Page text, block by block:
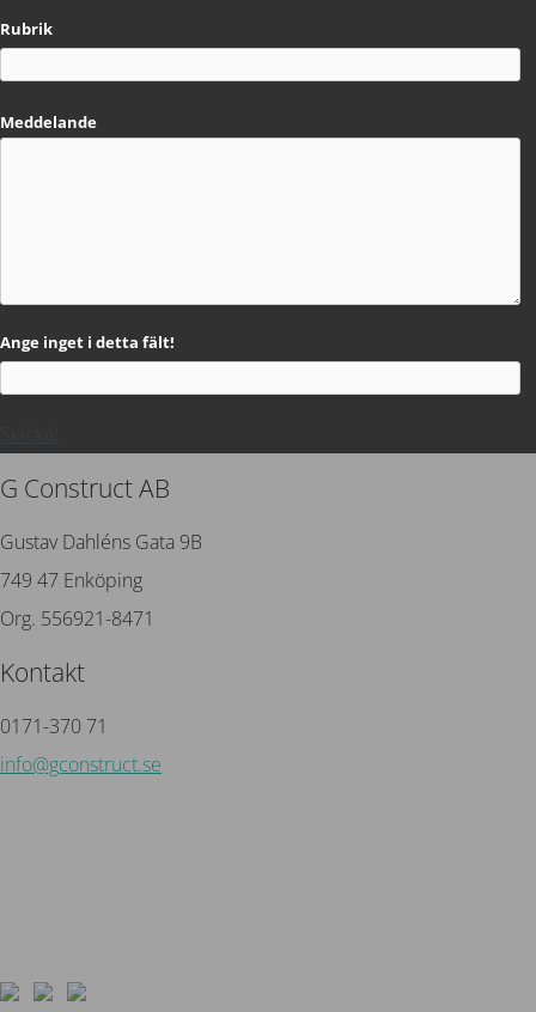
Rubrik
Meddelande
Ange inget i detta fält!
G Construct AB
Gustav Dahléns Gata 9B
749 47 Enköping
Org. 556921-8471
Kontakt
0171-370 71
info@gconstruct.se